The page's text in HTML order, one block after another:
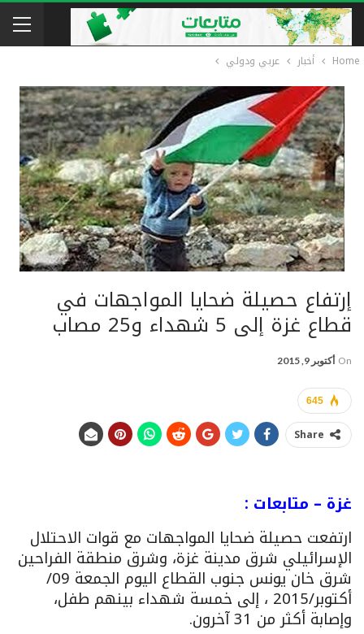
Home أخبار عربي ودولي
إرتفاع حصيلة ضحايا المواجهات في
قطاع غزة إلى 5 شهداء و25 مصاب
On أكتوبر 9, 2015
645
Share
غزة – متابعات :
ارتفعت حصيلة ضحايا المواجهات مع قوات الاحتلال
الإسرائيلي شرق مدينة غزة، وشرق منطقة الفراحين
شرق خان يونس جنوب القطاع اليوم الجمعة 09/
أكتوبر/2015 ، إلى خمسة شهداء بينهم طفل،
وإصابة أكثر من 31 آخرون.